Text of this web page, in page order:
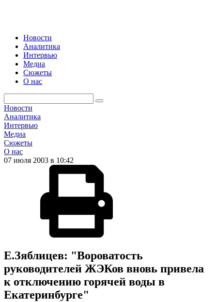
Новости
Аналитика
Интервью
Медиа
Сюжеты
О нас
Новости
Аналитика
Интервью
Медиа
Сюжеты
О нас
07 июля 2003 в 10:42
Е.Зяблицев: "Вороватость
руководителей ЖЭКов вновь привела
к отключению горячей воды в
Екатеринбурге"